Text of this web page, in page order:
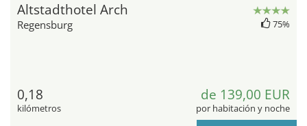
Altstadthotel Arch
Regensburg 75%
0,18
kilómetros
de 139,00 EUR
por habitación y noche